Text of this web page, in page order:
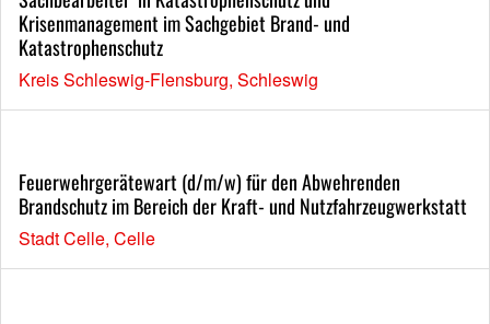
Krisenmanagement im Sachgebiet Brand- und
Katastrophenschutz
Kreis Schleswig-Flensburg, Schleswig
Feuerwehrgerätewart (d/m/w) für den Abwehrenden
Brandschutz im Bereich der Kraft- und Nutzfahrzeugwerkstatt
Stadt Celle, Celle